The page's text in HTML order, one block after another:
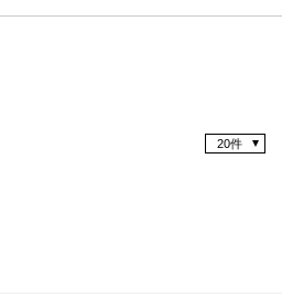
20件